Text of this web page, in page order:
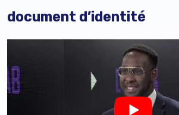
document d’identité